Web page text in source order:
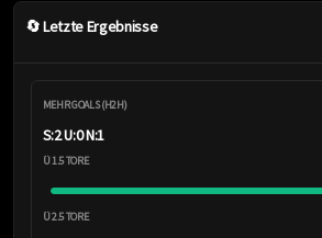
🔄 Letzte Ergebnisse
MEHR GOALS (H2H)
S:2 U:0 N:1
Ü 1.5 TORE
Ü 2.5 TORE